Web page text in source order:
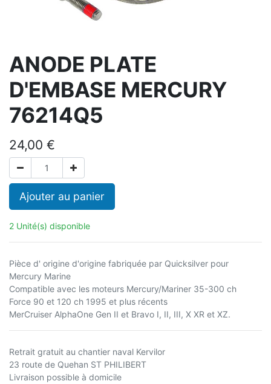
ANODE PLATE
D'EMBASE MERCURY
76214Q5
24,00 €
Ajouter au panier
2 Unité(s) disponible
Pièce d' origine d'origine fabriquée par Quicksilver pour
Mercury Marine
Compatible avec les moteurs Mercury/Mariner 35-300 ch
Force 90 et 120 ch 1995 et plus récents
MerCruiser AlphaOne Gen II et Bravo I, II, III, X XR et XZ.
Retrait gratuit au chantier naval Kervilor
23 route de Quehan ST PHILIBERT
Livraison possible à domicile